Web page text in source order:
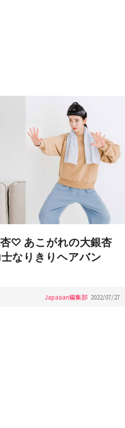
♡ あこがれの大銀杏
なりきりヘアバン
Japaaan編集部 2022/07/27